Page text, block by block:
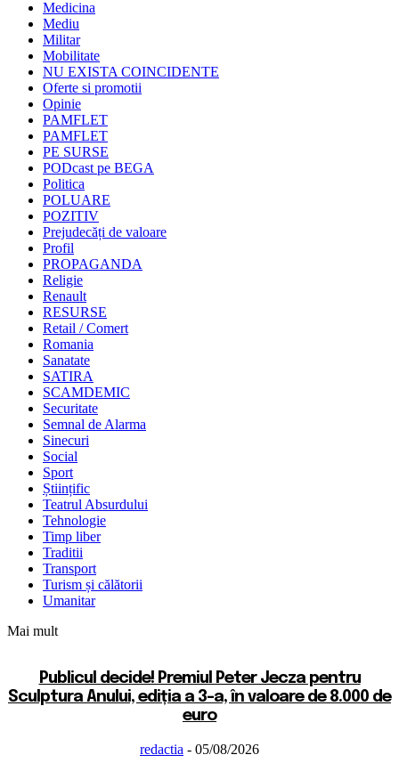
Medicina
Mediu
Militar
Mobilitate
NU EXISTA COINCIDENTE
Oferte si promotii
Opinie
PAMFLET
PAMFLET
PE SURSE
PODcast pe BEGA
Politica
POLUARE
POZITIV
Prejudecăți de valoare
Profil
PROPAGANDA
Religie
Renault
RESURSE
Retail / Comert
Romania
Sanatate
SATIRA
SCAMDEMIC
Securitate
Semnal de Alarma
Sinecuri
Social
Sport
Științific
Teatrul Absurdului
Tehnologie
Timp liber
Traditii
Transport
Turism și călătorii
Umanitar
Mai mult
Publicul decide! Premiul Peter Jecza pentru
Sculptura Anului, ediția a 3-a, în valoare de 8.000 de
euro
redactia - 05/08/2026